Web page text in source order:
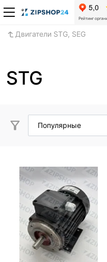
Двигатели STG, SEG
STG